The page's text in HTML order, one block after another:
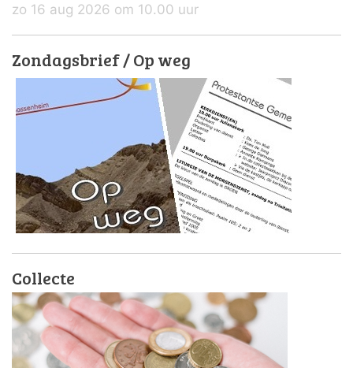
zo 16 aug 2026 om 10.00 uur
Zondagsbrief / Op weg
Collecte